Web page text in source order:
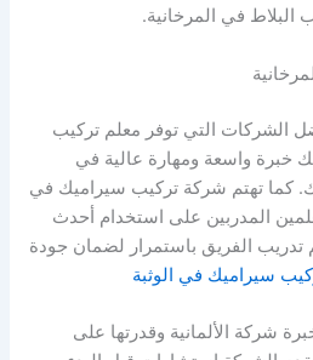
البلاط في المرخانية.
الشركات التي توفر معلم تركيب
خبرة واسعة ومهارة عالية في
كما تهتم شركة تركيب سيراميك في
المدربين على استخدام أحدث
تدريب الفريق باستمرار لضمان جودة
سيراميك في الوثبة
شركة الألمانية وقدرتها على